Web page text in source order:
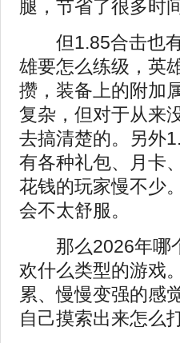
腿，节省了很多时间
但1.85合击也有
雄要怎么练级，英
攒，装备上的附加
复杂，但对于从来
去搞清楚的。另外
有各种礼包、月卡
花钱的玩家慢不少
会不太舒服。
那么2026年哪个
欢什么类型的游戏
累、慢慢变强的感
自己摸索出来怎么